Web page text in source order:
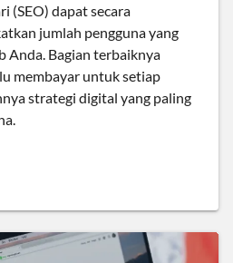
(SEO) dapat secara
jumlah pengguna yang
Anda. Bagian terbaiknya
membayar untuk setiap
strategi digital yang paling